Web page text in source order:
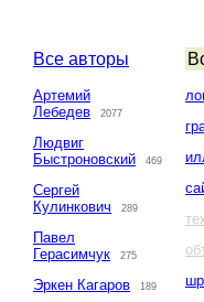
Все авторы
Артемий
Лебедев
2077
Людвиг
Быстроновский
469
Сергей
Кулинкович
289
Павел
Герасимчук
275
Эркен Кагаров 189